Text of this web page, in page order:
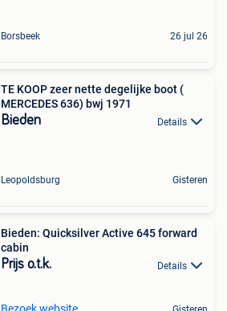
Borsbeek 26 jul 26
TE KOOP zeer nette degelijke boot (
MERCEDES 636) bwj 1971
Bieden Details
Leopoldsburg Gisteren
Bieden: Quicksilver Active 645 forward
cabin
Prijs o.t.k. Details
Bezoek website